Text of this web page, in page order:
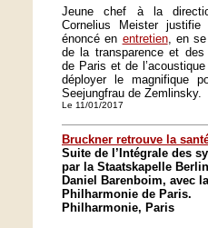
Jeune chef à la
Cornelius Meister
énoncé en entretien, en se
de la transparence et des
de Paris et de
déployer le magnifique
Seejungfrau de Zemlinsky.
Le 11/01/2017
Bruckner retrouve la
Suite de l’Intégrale des
par la Staatskapelle
Daniel Barenboim, avec
Philharmonie de Paris.
Philharmonie, Paris